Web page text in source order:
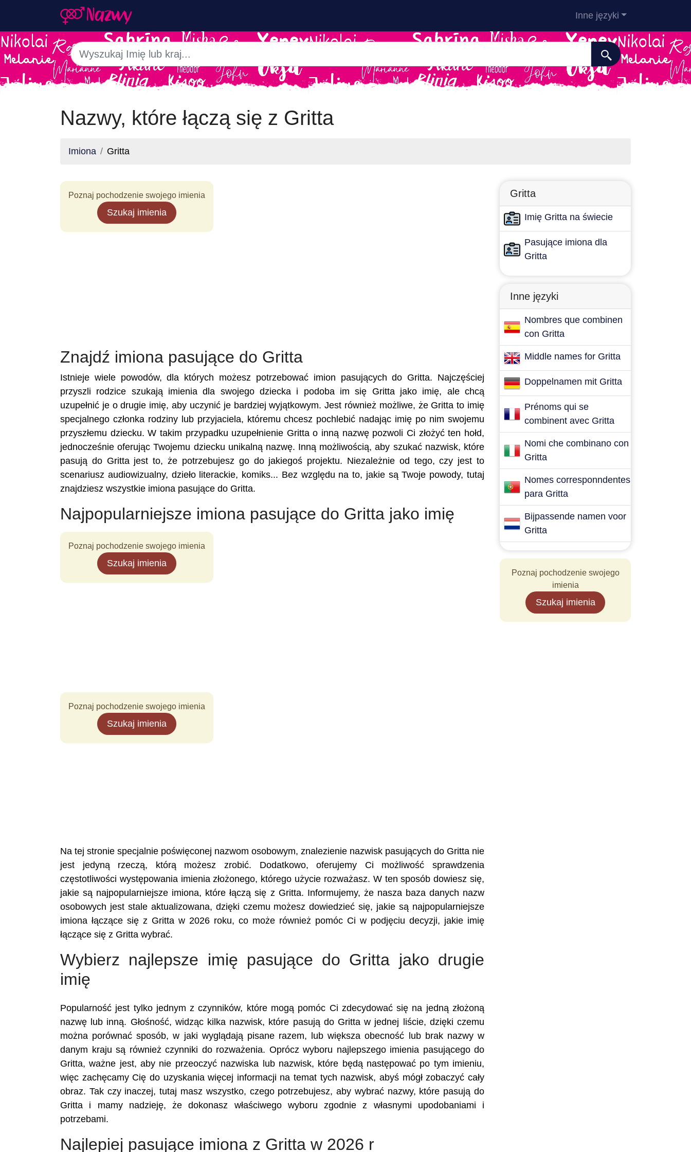
Inne języki
Nazwy, które łączą się z Gritta
Imiona Gritta
Poznaj pochodzenie swojego imienia
Szukaj imienia
Znajdź imiona pasujące do Gritta
Istnieje wiele powodów, dla których możesz potrzebować imion pasujących do Gritta. Najczęściej
przyszli rodzice szukają imienia dla swojego dziecka i podoba im się Gritta jako imię, ale chcą
uzupełnić je o drugie imię, aby uczynić je bardziej wyjątkowym. Jest również możliwe, że Gritta to imię
specjalnego członka rodziny lub przyjaciela, któremu chcesz pochlebić nadając imię po nim swojemu
przyszłemu dziecku. W takim przypadku uzupełnienie Gritta o inną nazwę pozwoli Ci złożyć ten hołd,
jednocześnie oferując Twojemu dziecku unikalną nazwę. Inną możliwością, aby szukać nazwisk, które
pasują do Gritta jest to, że potrzebujesz go do jakiegoś projektu. Niezależnie od tego, czy jest to
scenariusz audiowizualny, dzieło literackie, komiks... Bez względu na to, jakie są Twoje powody, tutaj
znajdziesz wszystkie imiona pasujące do Gritta.
Najpopularniejsze imiona pasujące do Gritta jako imię
Poznaj pochodzenie swojego imienia
Szukaj imienia
Poznaj pochodzenie swojego imienia
Szukaj imienia
Na tej stronie specjalnie poświęconej nazwom osobowym, znalezienie nazwisk pasujących do Gritta nie
jest jedyną rzeczą, którą możesz zrobić. Dodatkowo, oferujemy Ci możliwość sprawdzenia
częstotliwości występowania imienia złożonego, którego użycie rozważasz. W ten sposób dowiesz się,
jakie są najpopularniejsze imiona, które łączą się z Gritta. Informujemy, że nasza baza danych nazw
osobowych jest stale aktualizowana, dzięki czemu możesz dowiedzieć się, jakie są najpopularniejsze
imiona łączące się z Gritta w 2026 roku, co może również pomóc Ci w podjęciu decyzji, jakie imię
łączące się z Gritta wybrać.
Wybierz najlepsze imię pasujące do Gritta jako drugie
imię
Popularność jest tylko jednym z czynników, które mogą pomóc Ci zdecydować się na jedną złożoną
nazwę lub inną. Głośność, widząc kilka nazwisk, które pasują do Gritta w jednej liście, dzięki czemu
można porównać sposób, w jaki wyglądają pisane razem, lub większa obecność lub brak nazwy w
danym kraju są również czynniki do rozważenia. Oprócz wyboru najlepszego imienia pasującego do
Gritta, ważne jest, aby nie przeoczyć nazwiska lub nazwisk, które będą następować po tym imieniu,
więc zachęcamy Cię do uzyskania więcej informacji na temat tych nazwisk, abyś mógł zobaczyć cały
obraz. Tak czy inaczej, tutaj masz wszystko, czego potrzebujesz, aby wybrać nazwy, które pasują do
Gritta i mamy nadzieję, że dokonasz właściwego wyboru zgodnie z własnymi upodobaniami i
potrzebami.
Najlepiej pasujące imiona z Gritta w 2026 r
Gritta
Imię Gritta na świecie
Pasujące imiona dla
Gritta
Inne języki
Nombres que combinen
con Gritta
Middle names for Gritta
Doppelnamen mit Gritta
Prénoms qui se
combinent avec Gritta
Nomi che combinano con
Gritta
Nomes corresponndentes
para Gritta
Bijpassende namen voor
Gritta
Poznaj pochodzenie swojego
imienia
Szukaj imienia